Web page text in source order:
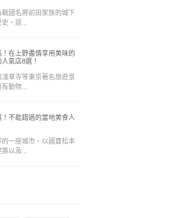
國名將前田家族的城下
，這...
在上野盡情享用美味的
氣店8選！
草寺等東京著名旅遊景
動物...
不能錯過的當地美食人
一座城市，以國寶松本
以及...